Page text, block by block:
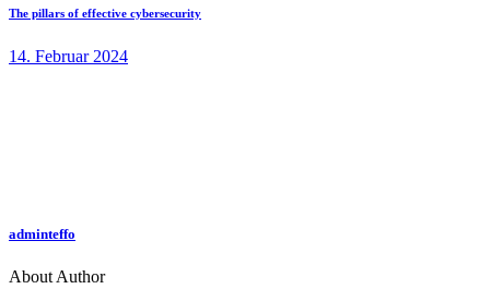
The pillars of effective cybersecurity
14. Februar 2024
adminteffo
About Author